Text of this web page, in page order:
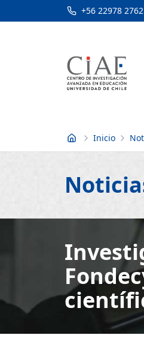
+56 22978 2762
Inicio Inicio